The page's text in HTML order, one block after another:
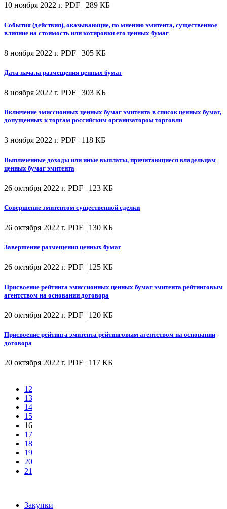
10 ноября 2022 г. PDF | 289 КБ
События (действия), оказывающие, по мнению эмитента, существенное
влияние на стоимость или котировки его ценных бумаг
8 ноября 2022 г. PDF | 305 КБ
Дата начала размещения ценных бумаг
8 ноября 2022 г. PDF | 303 КБ
Включение эмиссионных ценных бумаг эмитента в список ценных бумаг,
допущенных к торгам российским организатором торговли
3 ноября 2022 г. PDF | 118 КБ
Выплаченные доходы или иные выплаты, причитающиеся владельцам
ценных бумаг эмитента
26 октября 2022 г. PDF | 123 КБ
Совершение эмитентом существенной сделки
26 октября 2022 г. PDF | 130 КБ
Завершение размещения ценных бумаг
26 октября 2022 г. PDF | 125 КБ
Присвоение рейтинга эмиссионных ценных бумаг эмитента рейтинговым
агентством на основании договора
20 октября 2022 г. PDF | 120 КБ
Присвоение рейтинга эмитента рейтинговым агентством на основании
договора
20 октября 2022 г. PDF | 117 КБ
12
13
14
15
16
17
18
19
20
21
Закупки